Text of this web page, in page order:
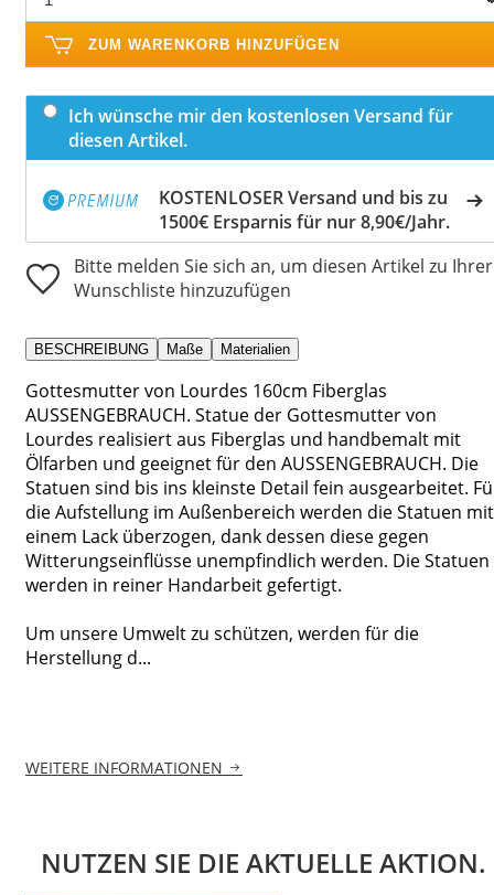
ZUM WARENKORB HINZUFÜGEN
Ich wünsche mir den kostenlosen Versand für
diesen Artikel.
KOSTENLOSER Versand und bis zu
1500€ Ersparnis für nur 8,90€/Jahr.
Bitte melden Sie sich an, um diesen Artikel zu Ihrer
Wunschliste hinzuzufügen
BESCHREIBUNG Maße Materialien
Gottesmutter von Lourdes 160cm Fiberglas
AUSSENGEBRAUCH. Statue der Gottesmutter von
Lourdes realisiert aus Fiberglas und handbemalt mit
Ölfarben und geeignet für den AUSSENGEBRAUCH. Die
Statuen sind bis ins kleinste Detail fein ausgearbeitet.
die Aufstellung im Außenbereich werden die Statuen mit
einem Lack überzogen, dank dessen diese gegen
Witterungseinflüsse unempfindlich werden. Die Statuen
werden in reiner Handarbeit gefertigt.
Um unsere Umwelt zu schützen, werden für die
Herstellung d...
WEITERE INFORMATIONEN
NUTZEN SIE DIE AKTUELLE AKTION.